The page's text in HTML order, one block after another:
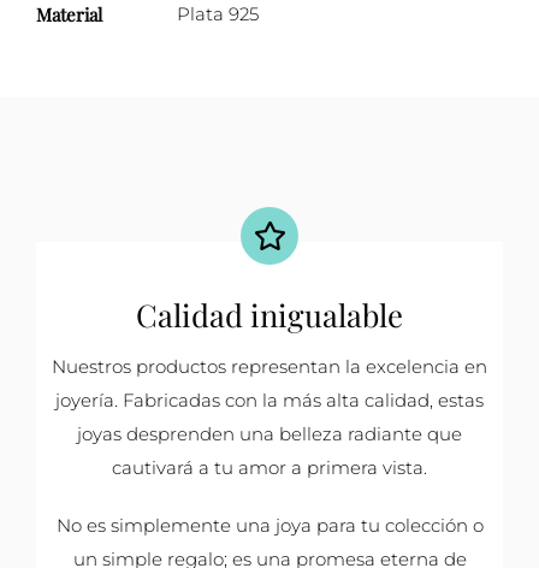
Material Plata 925
Calidad inigualable
Nuestros productos representan la excelencia en
joyería. Fabricadas con la más alta calidad, estas
joyas desprenden una belleza radiante que
cautivará a tu amor a primera vista.
No es simplemente una joya para tu colección o
un simple regalo; es una promesa eterna de